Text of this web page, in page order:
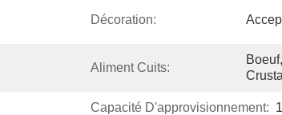
Décoration:
Aliment Cuits:
Capacité D'approvisionnement: